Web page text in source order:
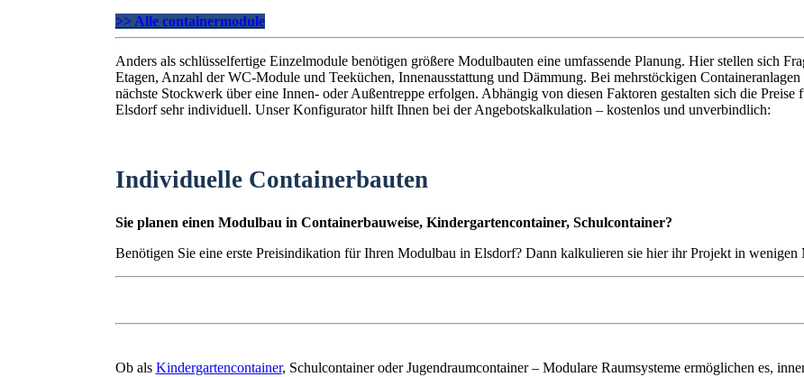
>> Alle containermodule
Anders als schlüsselfertige Einzelmodule benötigen größere Modulbauten eine umfassende Planung. Hier stellen sich
Etagen, Anzahl der WC-Module und Teeküchen, Innenausstattung und Dämmung. Bei mehrstöckigen
nächste Stockwerk über eine Innen- oder Außentreppe erfolgen. Abhängig von diesen Faktoren gestalten sich die Preise
Elsdorf sehr individuell. Unser Konfigurator hilft Ihnen bei der Angebotskalkulation – kostenlos und unverbindlich:
Individuelle Containerbauten
Sie planen einen Modulbau in Containerbauweise, Kindergartencontainer, Schulcontainer?
Benötigen Sie eine erste Preisindikation für Ihren Modulbau in Elsdorf? Dann kalkulieren sie hier ihr Projekt in wenigen
Ob als Kindergartencontainer, Schulcontainer oder Jugendraumcontainer – Modulare Raumsysteme ermöglichen es,